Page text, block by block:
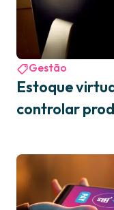
Gestão
Estoque
controlar